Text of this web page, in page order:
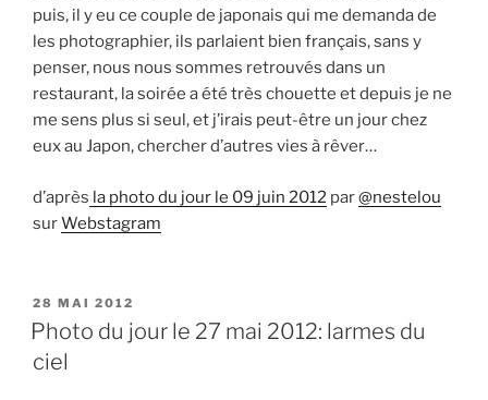
puis, il y eu ce couple de japonais qui me demanda de
les photographier, ils parlaient bien français, sans y
penser, nous nous sommes retrouvés dans un
restaurant, la soirée a été très chouette et depuis je ne
me sens plus si seul, et j’irais peut-être un jour chez
eux au Japon, chercher d’autres vies à rêver…
d’après la photo du jour le 09 juin 2012 par@nestelou
surWebstagram
PUBLIÉ
LE
28 MAI 2012
Photo du jour le 27 mai 2012: larmes du
ciel